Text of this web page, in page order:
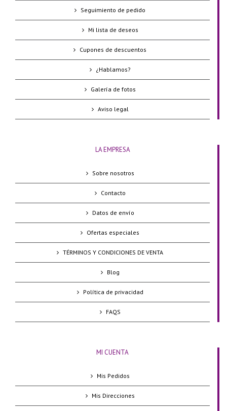
Seguimiento de pedido
Mi lista de deseos
Cupones de descuentos
¿Hablamos?
Galería de fotos
Aviso legal
LA EMPRESA
Sobre nosotros
Contacto
Datos de envío
Ofertas especiales
TÉRMINOS Y CONDICIONES DE VENTA
Blog
Política de privacidad
FAQS
MI CUENTA
Mis Pedidos
Mis Direcciones